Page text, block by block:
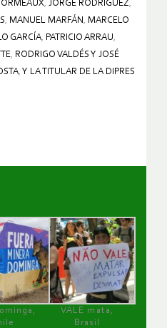
, JORGE RODRÍGUEZ,
, MANUEL MARFÁN , MARCELO
GARCÍA, PATRICIO ARRAU,
, RODRIGO VALDÉS Y JOSÉ
, Y LA TITULAR DE LA DIPRES
VALE mata,
Brasil